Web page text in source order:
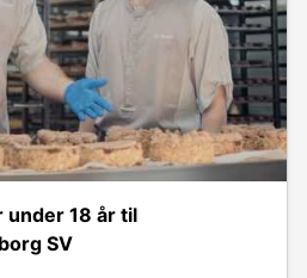
under 18 år til
SV